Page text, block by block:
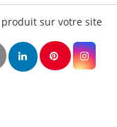
produit sur votre site